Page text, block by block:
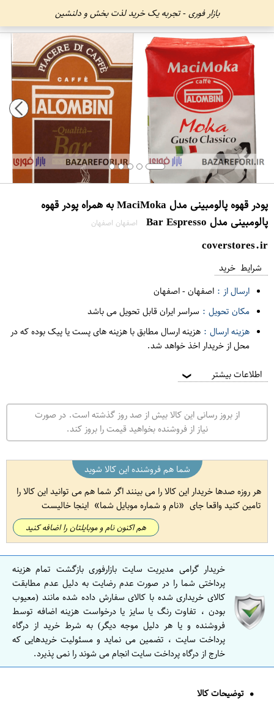
بازار فوری - تجربه یک خرید لذت بخش و دلنشین
پودر قهوه پالومبینی مدل MaciMoka به همراه پودر قهوه
پالومبینی مدل Bar Espresso
اصفهان اصفهان
coverstores.ir
شرایط خرید
ارسال از : اصفهان-اصفهان
مکان تحویل : سراسر ایران قابل تحویل می باشد
هزینه ارسال : هزینه ارسال مطابق با هزینه های پست یا پیک بوده که در
محل از خریدار اخذ خواهد شد.
اطلاعات بیشتر ❯
از بروز رسانی این کالا بیش از صد روز گذشته است. در صورت
نیاز از فروشنده بخواهید قیمت را بروز کند.
شما هم فروشنده این کالا شوید
هر روزه صدها خریدار این کالا را می بینند اگر شما هم می توانید این کالا را
تامین کنید واقعا جای
نام و شماره موبایل شما اینجا خالیست
هم اکنون نام و موبایلتان را اضافه کنید
خریدار گرامی مدیریت سایت بازارفوری بازگشت تمام هزینه
پرداختی شما را در صورت عدم رضایت به دلیل عدم مطابقت
کالای خریداری شده با کالای سفارش داده شده مانند (معیوب
بودن ، تفاوت رنگ یا سایز یا درخواست هزینه اضافه توسط
فروشنده و یا هر دلیل موجه دیگر) به شرط خرید از درگاه
پرداخت سایت ، تضمین می نماید و مسئولیت خریدهایی که
خارج از درگاه پرداخت سایت انجام می شوند را نمی پذیرد.
توضیحات کالا